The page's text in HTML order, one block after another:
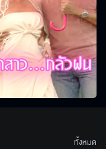
ทั้งหมด